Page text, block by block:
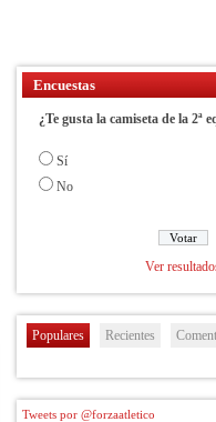
Encuestas
¿Te gusta la camiseta de la 2ª
Sí
No
Ver
Populares Recientes
Tweets por @forzaatletico